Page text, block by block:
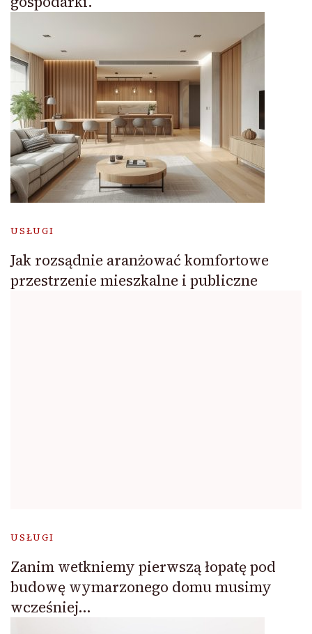
USŁUGI
Jak rozsądnie aranżować komfortowe
przestrzenie mieszkalne i publiczne
USŁUGI
Zanim wetkniemy pierwszą łopatę pod
budowę wymarzonego domu musimy
wcześniej…